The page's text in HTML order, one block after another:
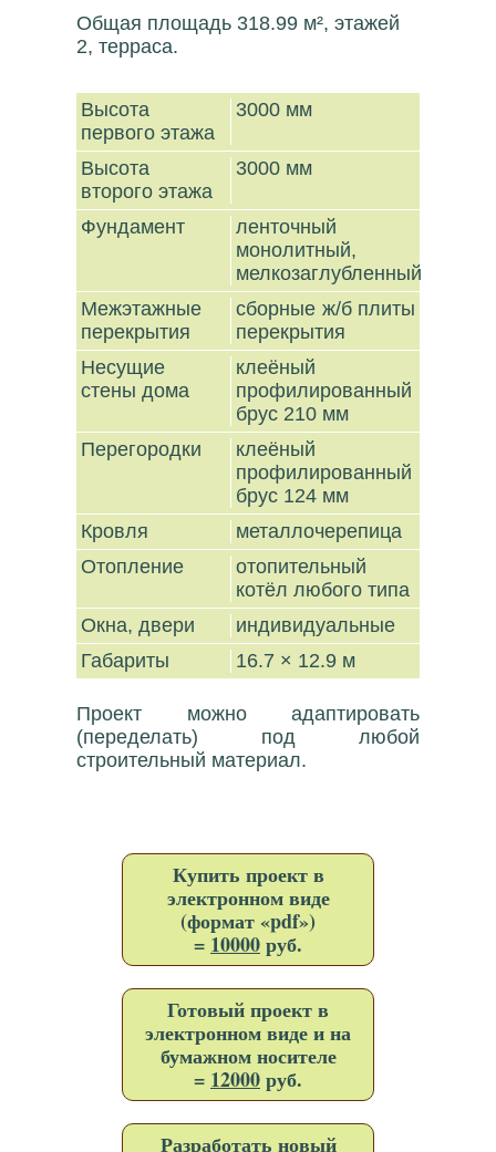
Общая площадь 318.99 м², этажей
2, терраса.
Высота
первого этажа
3000 мм
Высота
второго этажа
3000 мм
Фундамент
ленточный
монолитный,
мелкозаглубленный
Межэтажные
перекрытия
сборные ж/б плиты
перекрытия
Несущие
стены дома
клеёный
профилированный
брус 210 мм
Перегородки
клеёный
профилированный
брус 124 мм
Кровля
металлочерепица
Отопление
отопительный
котёл любого типа
Окна, двери
индивидуальные
Габариты
16.7 × 12.9 м
Проект можно адаптировать
(переделать) под любой
строительный материал.
Купить проект в
электронном виде
(формат «pdf»)
= 10000руб.
Готовый проект в
электронном виде и на
бумажном носителе
= 12000руб.
Разработать новый